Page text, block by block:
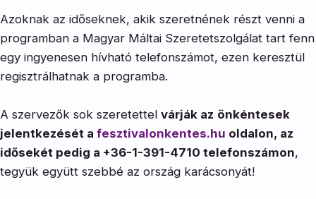
Azoknak az időseknek, akik szeretnének részt venni a
programban a Magyar Máltai Szeretetszolgálat tart fenn
egy ingyenesen hívható telefonszámot, ezen keresztül
regisztrálhatnak a programba.
A szervezők sok szeretettel várják az önkéntesek
jelentkezését a fesztivalonkentes.hu oldalon, az
idősekét pedig a +36-1-391-4710 telefonszámon,
tegyük együtt szebbé az ország karácsonyát!